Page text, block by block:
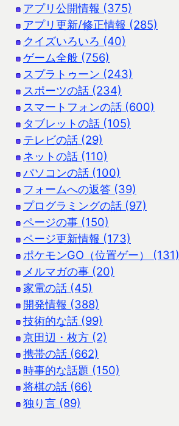
アプリ公開情報 (375)
アプリ更新/修正情報 (285)
クイズいろいろ (40)
ゲーム全般 (756)
スプラトゥーン (243)
スポーツの話 (234)
スマートフォンの話 (600)
タブレットの話 (105)
テレビの話 (29)
ネットの話 (110)
パソコンの話 (100)
フォームへの返答 (39)
プログラミングの話 (97)
ページの事 (150)
ページ更新情報 (173)
ポケモンGO（位置ゲー） (131)
メルマガの事 (20)
家電の話 (45)
開発情報 (388)
技術的な話 (99)
京田辺・枚方 (2)
携帯の話 (662)
時事的な話題 (150)
将棋の話 (66)
独り言 (89)